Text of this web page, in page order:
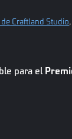
Craftland Studio
para el